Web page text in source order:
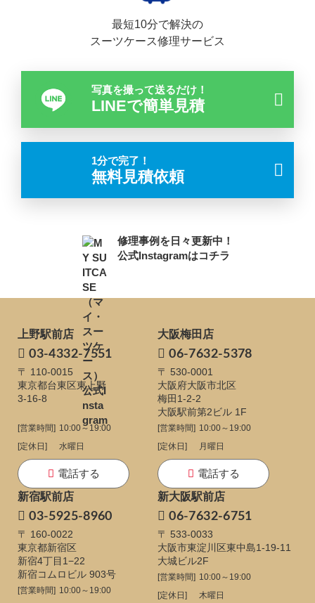
最短10分で解決の
スーツケース修理サービス
写真を撮って送るだけ！
LINEで簡単見積
1分で完了！
無料見積依頼
修理事例を日々更新中！
公式Instagramはコチラ
上野駅前店
03-4332-7551
〒 110-0015
東京都台東区東上野
3-16-8
[営業時間] 10:00～19:00
[定休日]
水曜日
電話する
大阪梅田店
06-7632-5378
〒 530-0001
大阪府大阪市北区
梅田1-2-2
大阪駅前第2ビル 1F
[営業時間] 10:00～19:00
[定休日]
月曜日
電話する
新宿駅前店
03-5925-8960
〒 160-0022
東京都新宿区
新宿4丁目1−22
新宿コムロビル 903号
[営業時間] 10:00～19:00
新大阪駅前店
06-7632-6751
〒 533-0033
大阪市東淀川区東中島1-19-11
大城ビル2F
[営業時間] 10:00～19:00
[定休日]
木曜日